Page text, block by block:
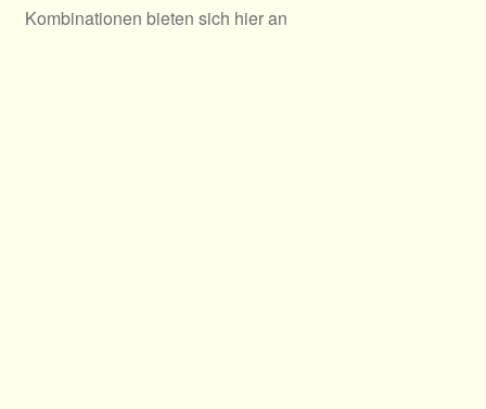
Kombinationen bieten sich hier an